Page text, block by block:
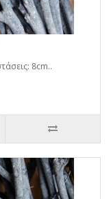
8cm..